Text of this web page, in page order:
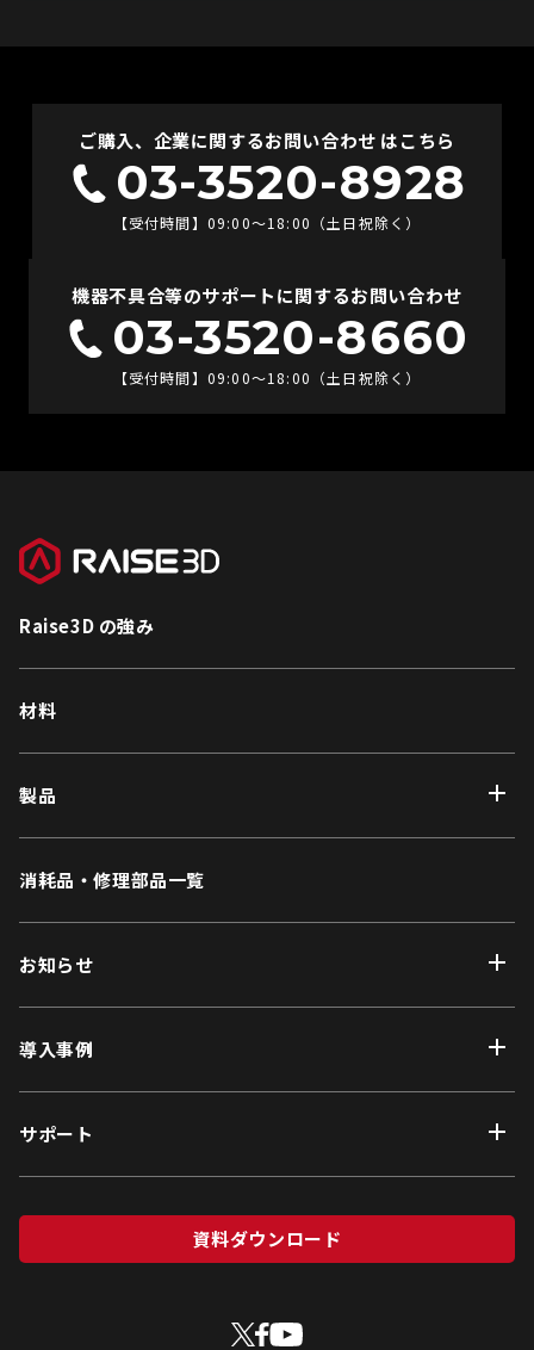
ご購入、企業に関するお問い合わせ はこちら
03-3520-8928
【受付時間】09:00〜18:00（土日祝除く）
機器不具合等のサポートに関するお問い合わせ
03-3520-8660
【受付時間】09:00〜18:00（土日祝除く）
Raise3D の強み
材料
製品
消耗品・修理部品一覧
お知らせ
導入事例
サポート
資料ダウンロード